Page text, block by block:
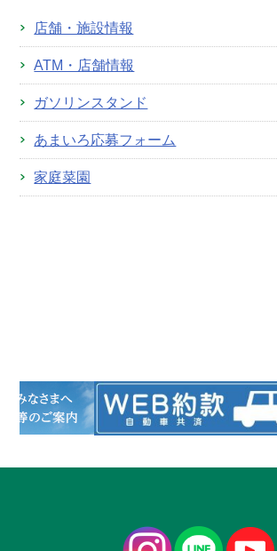
店舗・施設情報
ATM・店舗情報
ガソリンスタンド
あまいろ応募フォーム
家庭菜園